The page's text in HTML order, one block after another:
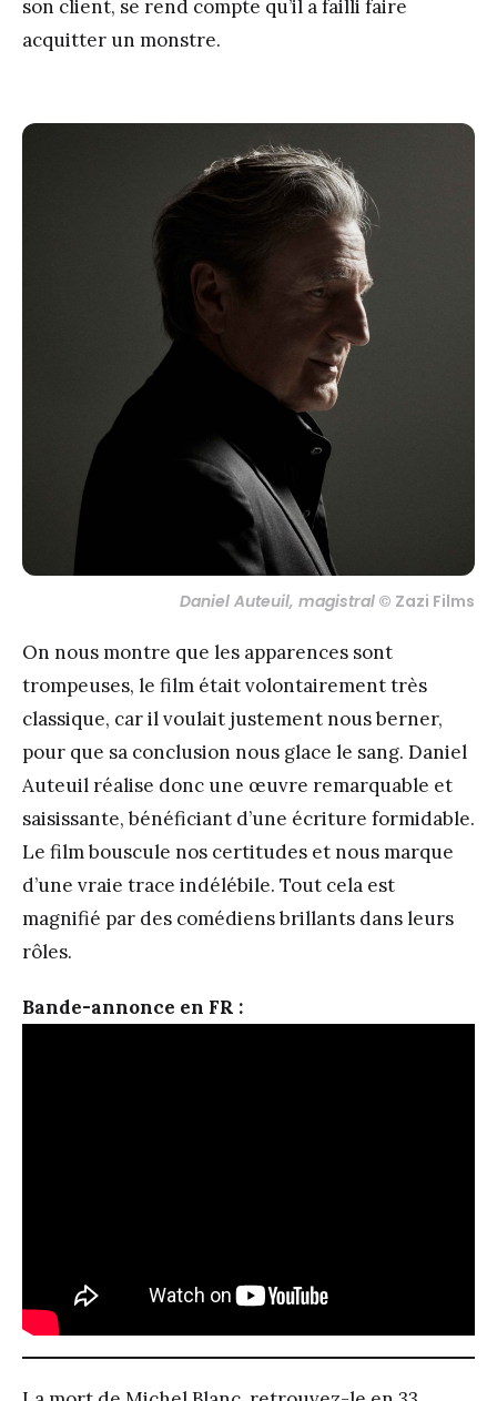
son client, se rend compte qu’il a failli faire
acquitter un monstre.
Daniel Auteuil, magistral © Zazi Films
On nous montre que les apparences sont
trompeuses, le film était volontairement très
classique, car il voulait justement nous berner,
pour que sa conclusion nous glace le sang. Daniel
Auteuil réalise donc une œuvre remarquable et
saisissante, bénéficiant d’une écriture formidable.
Le film bouscule nos certitudes et nous marque
d’une vraie trace indélébile. Tout cela est
magnifié par des comédiens brillants dans leurs
rôles.
Bande-annonce en FR :